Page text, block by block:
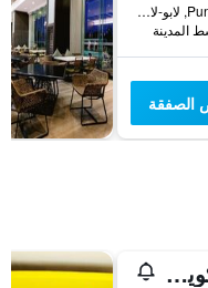
Punta Engaño Road, لابو-لابو ستي, الفلبين
الصفقة
أوزميك سكوير هوتل